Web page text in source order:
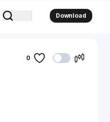
Download
0